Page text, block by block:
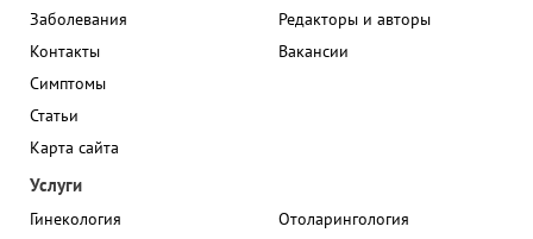
Заболевания
Контакты
Симптомы
Статьи
Карта сайта
Редакторы и авторы
Вакансии
Услуги
Гинекология
Отоларингология